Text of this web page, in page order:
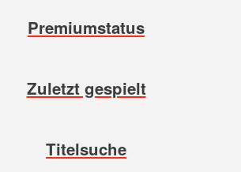
Premiumstatus
Zuletzt gespielt
Titelsuche